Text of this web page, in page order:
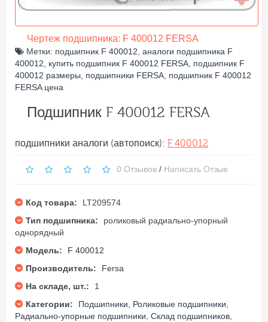
Чертеж подшипника: F 400012 FERSA
Метки: подшипник F 400012 аналоги подшипника F
400012
купить подшипник F 400012 FERSA подшипник F
400012 размеры
подшипники FERSA подшипник F 400012
FERSA цена
Подшипник F 400012 FERSA
подшипники аналоги (автопоиск): F 400012
0 Отзывов / Написать Отзыв
Код товара:
LT209574
Тип подшипника:
роликовый радиально-упорный
однорядный
Модель:
F 400012
Производитель:
Fersa
На складе, шт.:
1
Категории:
Подшипники Роликовые подшипники
Радиально-упорные подшипники Склад подшипников